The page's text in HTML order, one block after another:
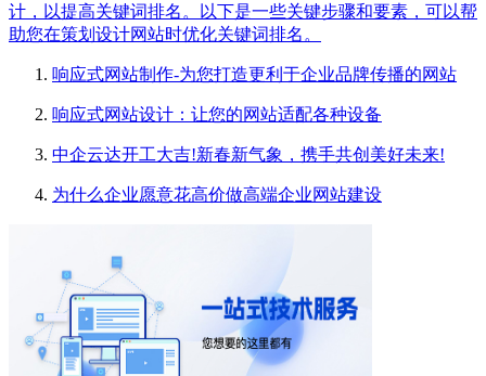
计，以提高关键词排名。以下是一些关键步骤和要素，可以帮
助您在策划设计网站时优化关键词排名。
响应式网站制作-为您打造更利于企业品牌传播的网站
响应式网站设计：让您的网站适配各种设备
中企云达开工大吉!新春新气象，携手共创美好未来!
为什么企业愿意花高价做高端企业网站建设